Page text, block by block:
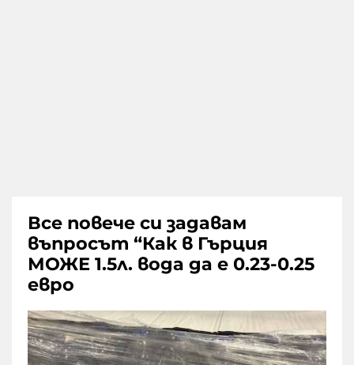
Все повече си задавам
въпросът “Как в Гърция
МОЖЕ 1.5л. вода да е 0.23-0.25
евро